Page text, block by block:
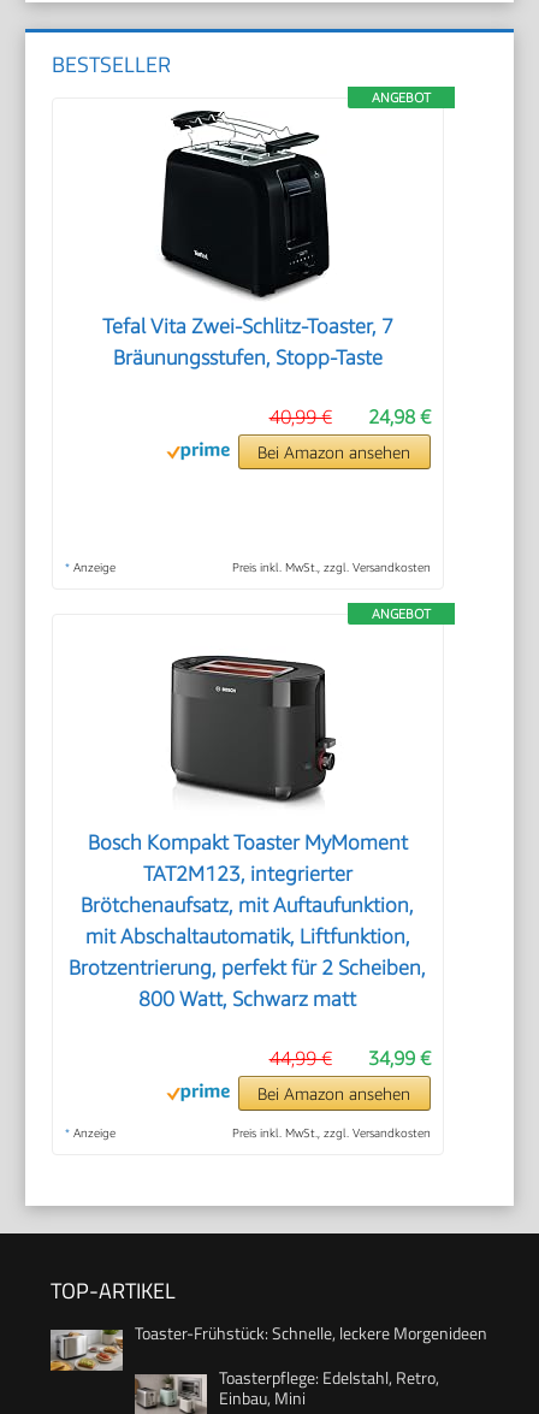
BESTSELLER
ANGEBOT
Tefal Vita Zwei-Schlitz-Toaster, 7
Bräunungsstufen, Stopp-Taste
24,98 €
40,99 €
Bei Amazon ansehen
* Anzeige Preis inkl. MwSt., zzgl. Versandkosten
ANGEBOT
Bosch Kompakt Toaster MyMoment
TAT2M123, integrierter
Brötchenaufsatz, mit Auftaufunktion,
mit Abschaltautomatik, Liftfunktion,
Brotzentrierung, perfekt für 2 Scheiben,
800 Watt, Schwarz matt
34,99 €
44,99 €
Bei Amazon ansehen
* Anzeige Preis inkl. MwSt., zzgl. Versandkosten
TOP-ARTIKEL
Toaster-Frühstück: Schnelle, leckere Morgenideen
Toasterpflege: Edelstahl, Retro,
Einbau, Mini